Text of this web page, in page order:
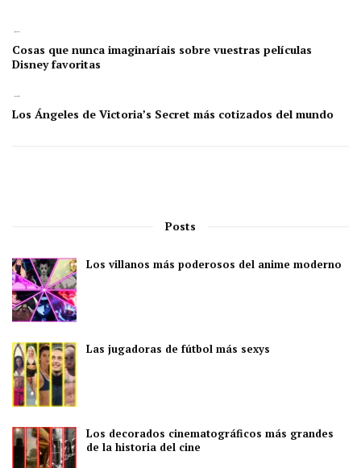
←
Cosas que nunca imaginaríais sobre vuestras películas
Disney favoritas
→
Los Ángeles de Victoria’s Secret más cotizados del mundo
Posts
Los villanos más poderosos del anime moderno
Las jugadoras de fútbol más sexys
Los decorados cinematográficos más grandes
de la historia del cine